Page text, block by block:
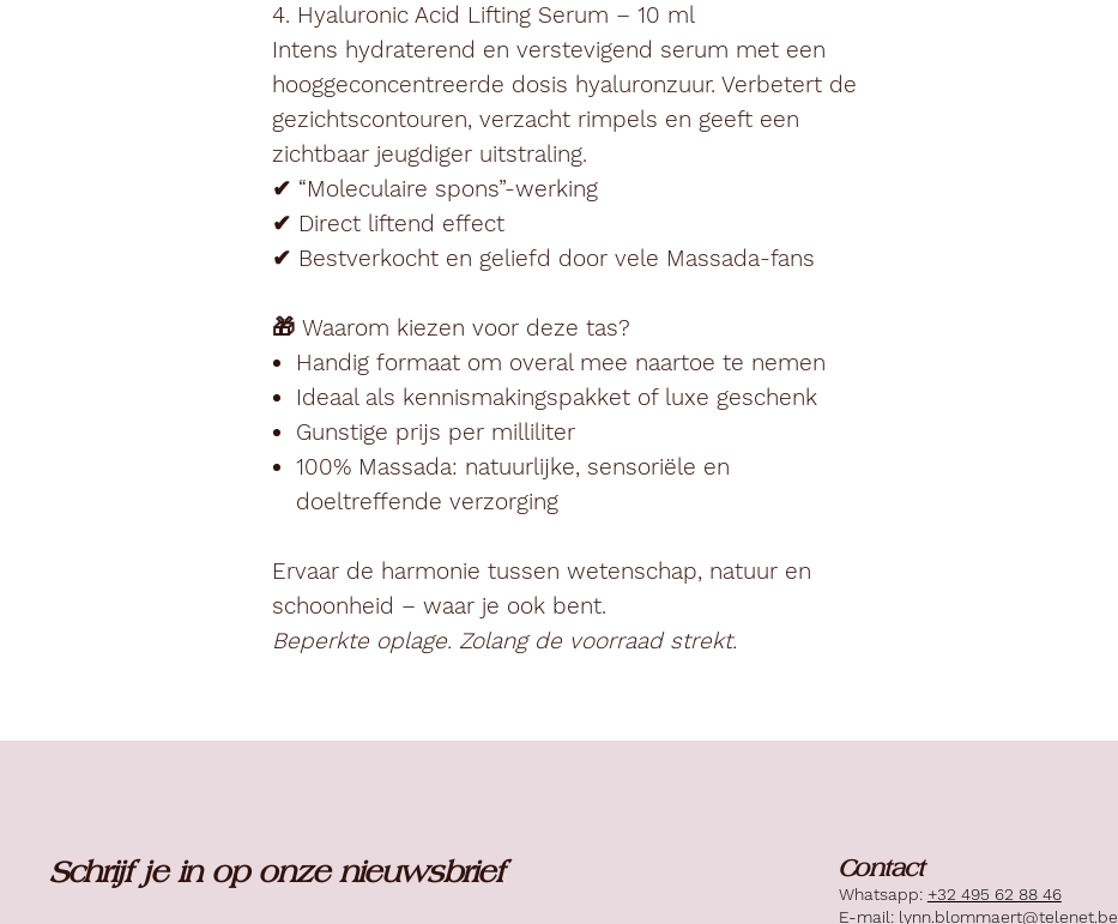
4. Hyaluronic Acid Lifting Serum – 10 ml
Intens hydraterend en verstevigend serum met een
hooggeconcentreerde dosis hyaluronzuur. Verbetert de
gezichtscontouren, verzacht rimpels en geeft een
zichtbaar jeugdiger uitstraling.
✔ “Moleculaire spons”-werking
✔ Direct liftend effect
✔ Bestverkocht en geliefd door vele Massada-fans
🎁 Waarom kiezen voor deze tas?
Handig formaat om overal mee naartoe te nemen
Ideaal als kennismakingspakket of luxe geschenk
Gunstige prijs per milliliter
100% Massada: natuurlijke, sensoriële en
doeltreffende verzorging
Ervaar de harmonie tussen wetenschap, natuur en
schoonheid – waar je ook bent.
Beperkte oplage. Zolang de voorraad strekt.
Schrijf je in op onze nieuwsbrief Contact
Whatsapp: +32 495 62 88 46
E-mail: lynn.blommaert@telenet.be